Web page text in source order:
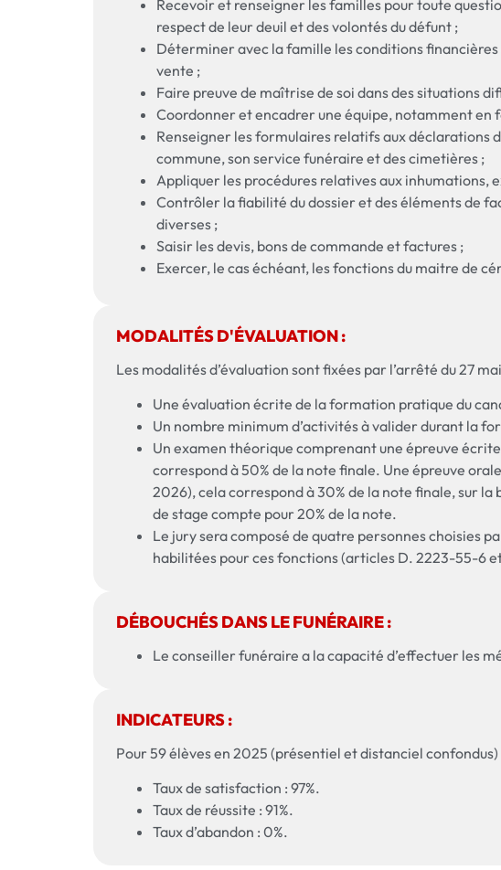
Recevoir et renseigner les familles pour toute
respect de leur deuil et des volontés du défunt ;
Déterminer avec la famille les conditions financières
vente ;
Faire preuve de maîtrise de soi dans des situations
Coordonner et encadrer une équipe, notamment en
Renseigner les formulaires relatifs aux déclarations
commune, son service funéraire et des cimetières ;
Appliquer les procédures relatives aux inhumations,
Contrôler la fiabilité du dossier et des éléments de
diverses ;
Saisir les devis, bons de commande et factures ;
Exercer, le cas échéant, les fonctions du maitre de
MODALITÉS D'ÉVALUATION :
Les modalités d’évaluation sont fixées par l’arrêté du 27
Une évaluation écrite de la formation pratique du
Un nombre minimum d’activités à valider durant la
Un examen théorique comprenant une épreuve
correspond à 50% de la note finale. Une épreuve
2026), cela correspond à 30% de la note finale, sur
de stage compte pour 20% de la note.
Le jury sera composé de quatre personnes choisies
habilitées pour ces fonctions (articles D. 2223-55-6
DÉBOUCHÉS DANS LE FUNÉRAIRE :
Le conseiller funéraire a la capacité d’effectuer les
INDICATEURS :
Pour 59 élèves en 2025 (présentiel et distanciel confondus)
Taux de satisfaction : 97%.
Taux de réussite : 91%.
Taux d’abandon : 0%.